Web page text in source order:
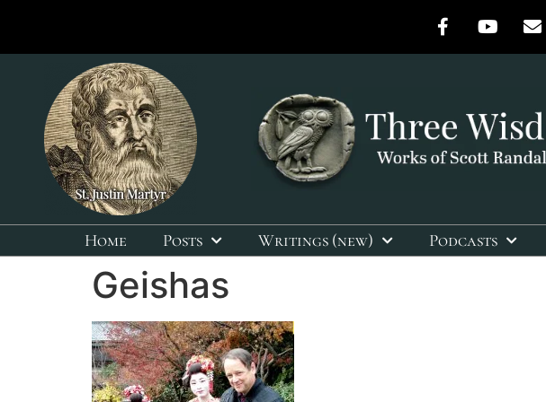
Home Posts Writings (new) Podcasts
Geishas